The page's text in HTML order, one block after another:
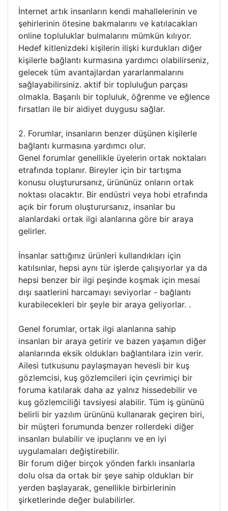
İnternet artık insanların kendi mahallelerinin ve
şehirlerinin ötesine bakmalarını ve katılacakları
online topluluklar bulmalarını mümkün kılıyor.
Hedef kitlenizdeki kişilerin ilişki kurdukları diğer
kişilerle bağlantı kurmasına yardımcı olabilirseniz,
gelecek tüm avantajlardan yararlanmalarını
sağlayabilirsiniz. aktif bir topluluğun parçası
olmakla. Başarılı bir topluluk, öğrenme ve eğlence
fırsatları ile bir aidiyet duygusu sağlar.
2. Forumlar, insanların benzer düşünen kişilerle
bağlantı kurmasına yardımcı olur.
Genel forumlar genellikle üyelerin ortak noktaları
etrafında toplanır. Bireyler için bir tartışma
konusu oluşturursanız, ürününüz onların ortak
noktası olacaktır. Bir endüstri veya hobi etrafında
açık bir forum oluşturursanız, insanlar bu
alanlardaki ortak ilgi alanlarına göre bir araya
gelirler.
İnsanlar sattığınız ürünleri kullandıkları için
katılsınlar, hepsi aynı tür işlerde çalışıyorlar ya da
hepsi benzer bir ilgi peşinde koşmak için mesai
dışı saatlerini harcamayı seviyorlar - bağlantı
kurabilecekleri bir şeyle bir araya geliyorlar. .
Genel forumlar, ortak ilgi alanlarına sahip
insanları bir araya getirir ve bazen yaşamın diğer
alanlarında eksik oldukları bağlantılara izin verir.
Ailesi tutkusunu paylaşmayan hevesli bir kuş
gözlemcisi, kuş gözlemcileri için çevrimiçi bir
foruma katılarak daha az yalnız hissedebilir ve
kuş gözlemciliği tavsiyesi alabilir. Tüm iş gününü
belirli bir yazılım ürününü kullanarak geçiren biri,
bir müşteri forumunda benzer rollerdeki diğer
insanları bulabilir ve ipuçlarını ve en iyi
uygulamaları değiştirebilir.
Bir forum diğer birçok yönden farklı insanlarla
dolu olsa da ortak bir şeye sahip oldukları bir
yerden başlayarak, genellikle birbirlerinin
şirketlerinde değer bulabilirler.